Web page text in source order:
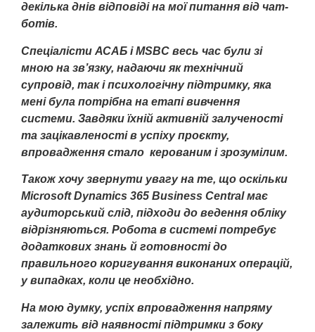
декілька днів відповіді на мої питання від чат-
ботів.
Спеціалісти АСАБ і MSBC весь час були зі
мною на зв’язку, надаючи як технічний
супровід, так і психологічну підтримку, яка
мені була потрібна на етапі вивчення
системи. Завдяки їхній активній залученості
та зацікавленості в успіху проєкту,
впровадження стало керованим і зрозумілим.
Також хочу звернути увагу на те, що оскільки
Microsoft Dynamics 365 Business Central має
аудиторський слід, підходи до ведення обліку
відрізняються. Робота в системі потребує
додаткових знань й готовності до
правильного коригування виконаних операцій,
у випадках, коли це необхідно.
На мою думку, успіх впровадження напряму
залежить від наявності підтримки з боку